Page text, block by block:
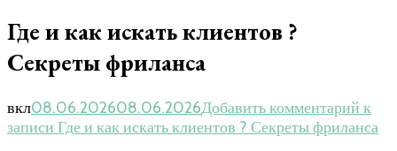
Где и как искать клиентов ?
Секреты фриланса
вкл08.06.202608.06.2026Добавить комментарий к
записи Где и как искать клиентов ? Секреты фриланса